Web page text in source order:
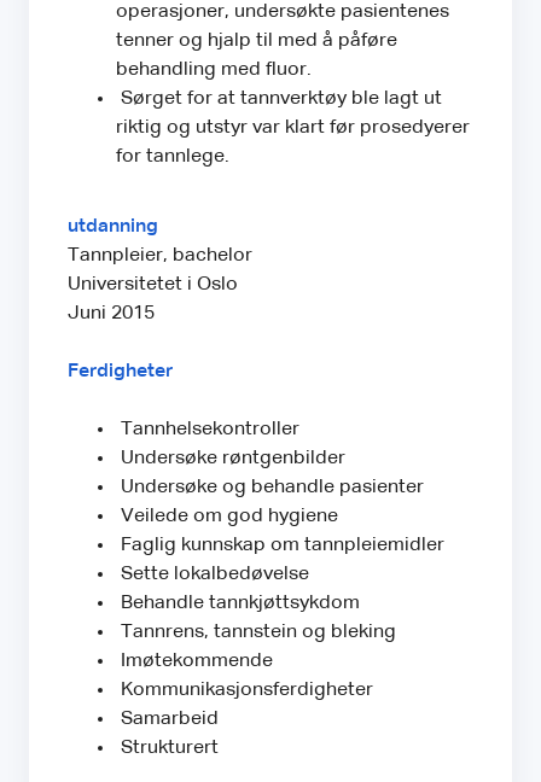
operasjoner, undersøkte pasientenes
tenner og hjalp til med å påføre
behandling med fluor.
Sørget for at tannverktøy ble lagt ut
riktig og utstyr var klart før prosedyerer
for tannlege.
utdanning
Tannpleier, bachelor
Universitetet i Oslo
Juni 2015
Ferdigheter
Tannhelsekontroller
Undersøke røntgenbilder
Undersøke og behandle pasienter
Veilede om god hygiene
Faglig kunnskap om tannpleiemidler
Sette lokalbedøvelse
Behandle tannkjøttsykdom
Tannrens, tannstein og bleking
Imøtekommende
Kommunikasjonsferdigheter
Samarbeid
Strukturert